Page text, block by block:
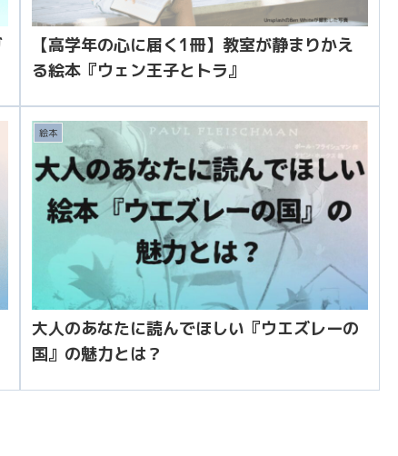
【高学年の心に届く1冊】教室が静まりかえ
る絵本『ウェン王子とトラ』
絵本
大人のあなたに読んでほしい『ウエズレーの
国』の魅力とは？